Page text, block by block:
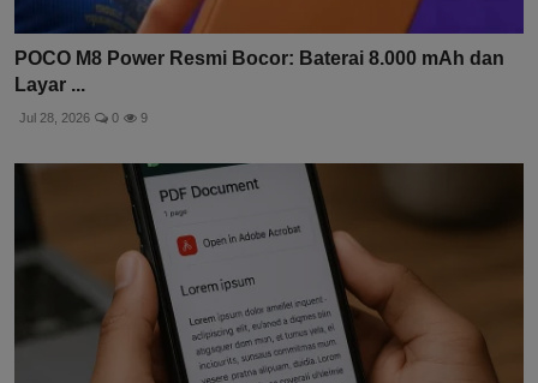
POCO M8 Power Resmi Bocor: Baterai 8.000 mAh dan
Layar ...
Jul 28, 2026 0 9